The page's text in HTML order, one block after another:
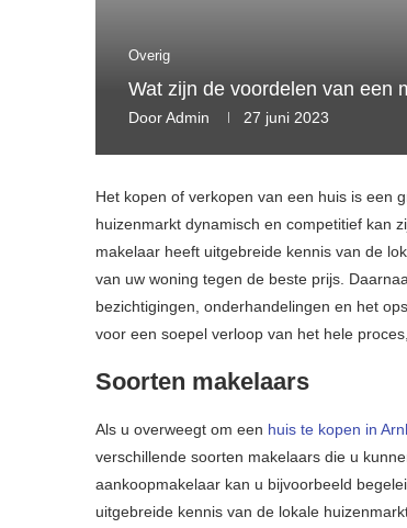
Overig
Wat zijn de voordelen van een
DoorAdmin 27 juni 2023
Het kopen of verkopen van een huis is een
huizenmarkt dynamisch en competitief kan
makelaar heeft uitgebreide kennis van de
van uw woning tegen de beste prijs.
bezichtigingen, onderhandelingen en het
voor een soepel verloop van het hele
Soorten makelaars
Als u overweegt om een huis te kopen in
verschillende soorten makelaars die u
aankoopmakelaar kan u bijvoorbeeld
uitgebreide kennis van de lokale